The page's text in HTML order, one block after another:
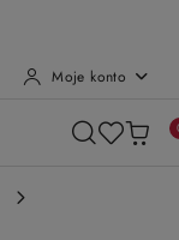
Moje konto